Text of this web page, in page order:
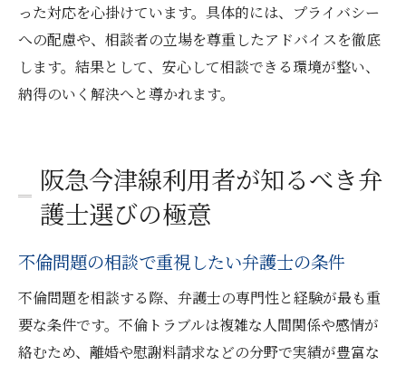
った対応を心掛けています。具体的には、プライバシー
への配慮や、相談者の立場を尊重したアドバイスを徹底
します。結果として、安心して相談できる環境が整い、
納得のいく解決へと導かれます。
阪急今津線利用者が知るべき弁
護士選びの極意
不倫問題の相談で重視したい弁護士の条件
不倫問題を相談する際、弁護士の専門性と経験が最も重
要な条件です。不倫トラブルは複雑な人間関係や感情が
絡むため、離婚や慰謝料請求などの分野で実績が豊富な